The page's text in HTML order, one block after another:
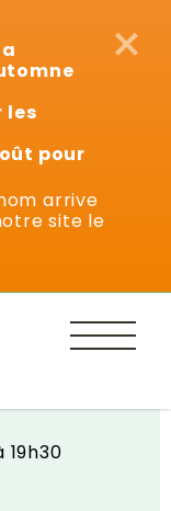
×
les
pour
arrive
site le
19h30